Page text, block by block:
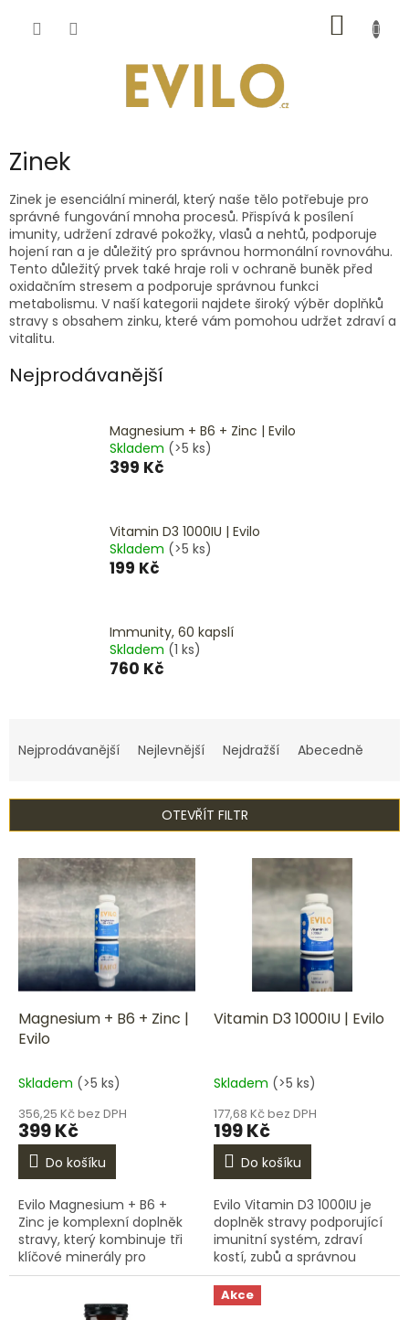
KOŠÍK
Zinek
Zinek je esenciální minerál, který naše tělo potřebuje pro
správné fungování mnoha procesů. Přispívá k posílení
imunity, udržení zdravé pokožky, vlasů a nehtů, podporuje
hojení ran a je důležitý pro správnou hormonální rovnováhu.
Tento důležitý prvek také hraje roli v ochraně buněk před
oxidačním stresem a podporuje správnou funkci
metabolismu. V naší kategorii najdete široký výběr doplňků
stravy s obsahem zinku, které vám pomohou udržet zdraví a
vitalitu.
Nejprodávanější
Magnesium + B6 + Zinc | Evilo
Skladem (>5 ks)
399 Kč
Vitamin D3 1000IU | Evilo
Skladem (>5 ks)
199 Kč
Immunity, 60 kapslí
Skladem (1 ks)
760 Kč
a
í
o
d
ů
Nejprodávanější Nejlevnější Nejdražší Abecedně
OTEVŘÍT FILTR
V
p
p
o
dMagnesium + B6 + Zinc |
Evilo
Skladem (>5 ks)
356,25 Kč bez DPH
399 Kč
Do košíku
Evilo Magnesium + B6 +
Zinc je komplexní doplněk
stravy, který kombinuje tři
klíčové minerály pro
správné fungování těla.
podporuje činnost svalů,...
Vitamin D3 1000IU | Evilo
Skladem (>5 ks)
177,68 Kč bez DPH
199 Kč
Do košíku
Evilo Vitamin D3 1000IU je
doplněk stravy podporující
imunitní systém, zdraví
kostí, zubů a správnou
funkci svalů. Vitamin D3 je
často označován jako
„sluneční vitamin“,
Akce